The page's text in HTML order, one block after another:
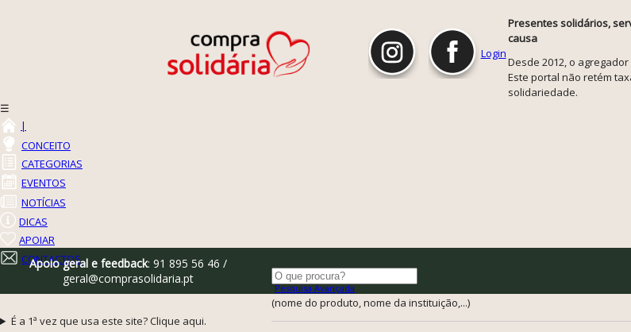
Login
Presentes solidários,
causa
Desde 2012, o
Este portal não retém
solidariedade.
☰
|
CONCEITO
CATEGORIAS
EVENTOS
NOTÍCIAS
DICAS
APOIAR
CONTACTOS
Pesquisa Avançada
(nome do produto, nome da instituição,...)
Apoio geral e feedback: 91 895 56 46 /
geral@comprasolidaria.pt
É a 1ª vez que usa este site? Clique aqui.